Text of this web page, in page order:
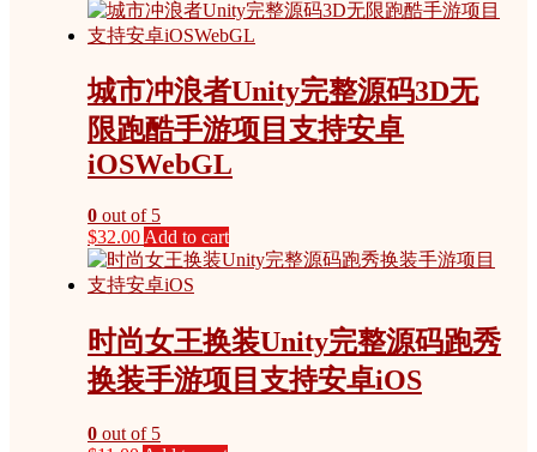
城市冲浪者Unity完整源码3D无
限跑酷手游项目支持安卓
iOSWebGL
0 out of 5
$32.00 Add to cart
时尚女王换装Unity完整源码跑秀
换装手游项目支持安卓iOS
0 out of 5